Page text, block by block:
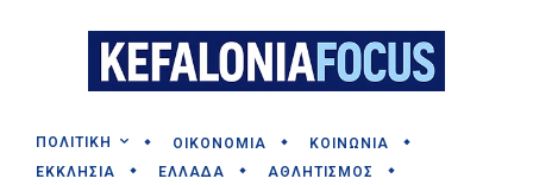
ΠΟΛΙΤΙΚΗ ΟΙΚΟΝΟΜΙΑ
ΚΟΙΝΩΝΙΑ
ΕΚΚΛΗΣΙΑ
ΕΛΛΑΔΑ ΑΘΛΗΤΙΣΜΟΣ